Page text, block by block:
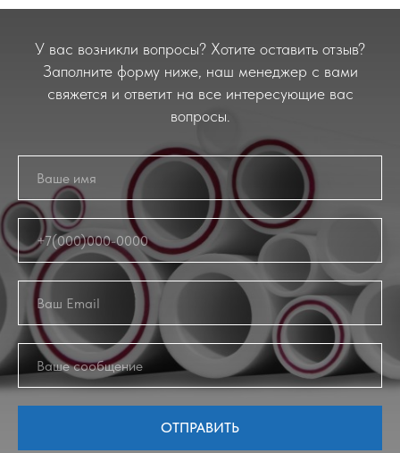
У вас возникли вопросы? Хотите оставить отзыв?
Заполните форму ниже, наш менеджер с вами
свяжется и ответит на все интересующие вас
вопросы.
ОТПРАВИТЬ